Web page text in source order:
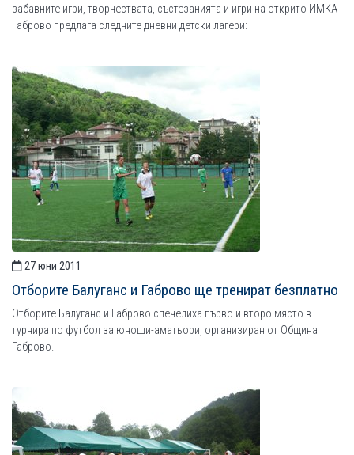
забавните игри, творчествата, състезанията и игри на открито ИМКА
Габрово предлага следните дневни детски лагери:
27 юни 2011
Отборите Балуганс и Габрово ще тренират безплатно
Отборите Балуганс и Габрово спечелиха първо и второ място в
турнира по футбол за юноши-аматьори, организиран от Община
Габрово.